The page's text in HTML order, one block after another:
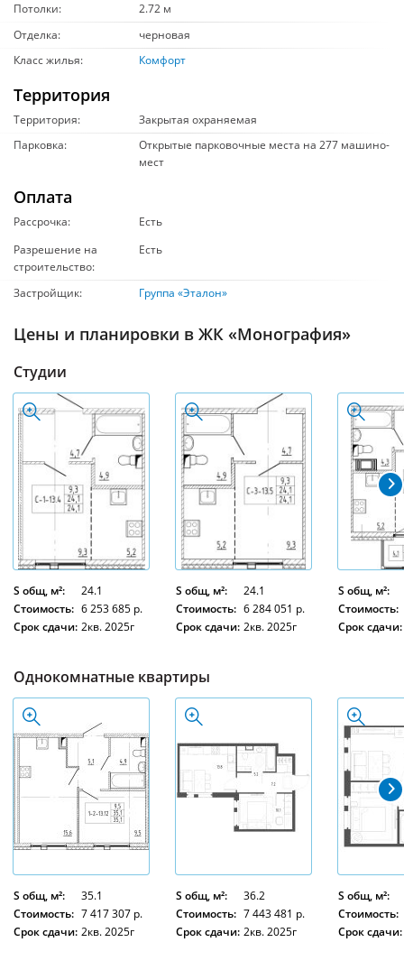
Потолки:
2.72 м
Отделка:
черновая
Класс жилья:
Комфорт
Территория
Территория:
Закрытая охраняемая
Парковка:
Открытые парковочные места на 277 машино-
мест
Оплата
Рассрочка:
Есть
Разрешение на
строительство:
Есть
Застройщик: Группа «Эталон»
Цены и планировки в ЖК «Монография»
Студии
S общ, м²:
24.1
Стоимость: 6 253 685 р.
Срок сдачи: 2кв. 2025г
S общ, м²:
24.1
Стоимость: 6 284 051 р.
Срок сдачи: 2кв. 2025г
S общ, м²:
Стоимость:
Срок сдачи:
Однокомнатные квартиры
S общ, м²:
35.1
Стоимость: 7 417 307 р.
Срок сдачи: 2кв. 2025г
S общ, м²:
36.2
Стоимость: 7 443 481 р.
Срок сдачи: 2кв. 2025г
S общ, м²:
Стоимость:
Срок сдачи: